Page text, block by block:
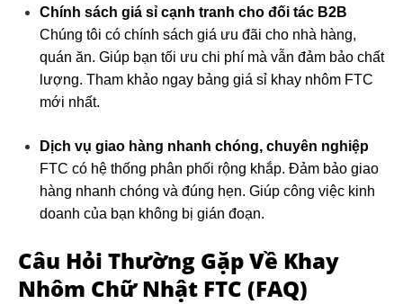
Chính sách giá sỉ cạnh tranh cho đối tác B2B
Chúng tôi có chính sách giá ưu đãi cho nhà hàng,
quán ăn. Giúp bạn tối ưu chi phí mà vẫn đảm bảo chất
lượng. Tham khảo ngay bảng giá sỉ khay nhôm FTC
mới nhất.
Dịch vụ giao hàng nhanh chóng, chuyên nghiệp
FTC có hệ thống phân phối rộng khắp. Đảm bảo giao
hàng nhanh chóng và đúng hẹn. Giúp công việc kinh
doanh của bạn không bị gián đoạn.
Câu Hỏi Thường Gặp Về Khay
Nhôm Chữ Nhật FTC (FAQ)